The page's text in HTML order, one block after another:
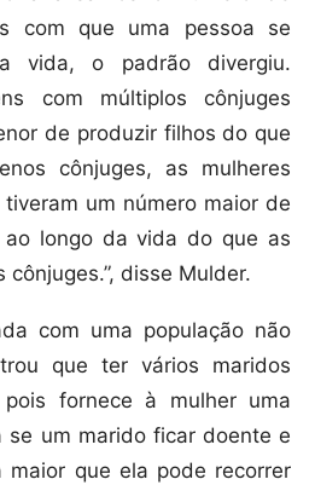
com que uma pessoa se
vida, o padrão divergiu.
com múltiplos cônjuges
de produzir filhos do que
cônjuges, as mulheres
um número maior de
ao longo da vida do que as
disse Mulder.
com uma população não
que ter vários maridos
fornece à mulher uma
um marido ficar doente e
maior que ela pode recorrer